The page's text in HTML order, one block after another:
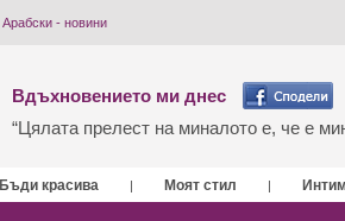
Арабски - новини
Вдъхновението ми днес
“Цялата прелест на миналото е, че е
Бъди красива | Моят стил |